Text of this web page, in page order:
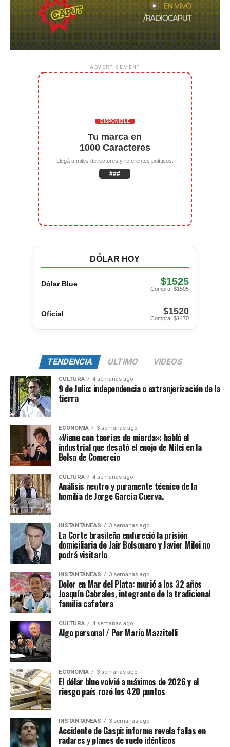
ADVERTISEMENT
DISPONIBLE
Tu marca en
1000 Caracteres
Llegá a miles de lectores y referentes políticos.
###
DÓLAR HOY
Dólar Blue $1525
Compra: $1505
Oficial $1520
Compra: $1470
TENDENCIA ULTIMO VIDEOS
CULTURA 4 semanas ago
9 de Julio: independencia o extranjerización de la
tierra
ECONOMÍA 3 semanas ago
«Viene con teorías de mierda»: habló el
industrial que desató el enojo de Milei en la
Bolsa de Comercio
CULTURA 4 semanas ago
Análisis neutro y puramente técnico de la
homilía de Jorge García Cuerva.
INSTANTÁNEAS 3 semanas ago
La Corte brasileña endureció la prisión
domiciliaria de Jair Bolsonaro y Javier Milei no
podrá visitarlo
INSTANTÁNEAS 3 semanas ago
Dolor en Mar del Plata: murió a los 32 años
Joaquín Cabrales, integrante de la tradicional
familia cafetera
CULTURA 4 semanas ago
Algo personal / Por Mario Mazzitelli
ECONOMÍA 3 semanas ago
El dólar blue volvió a máximos de 2026 y el
riesgo país rozó los 420 puntos
INSTANTÁNEAS 3 semanas ago
Accidente de Gaspi: informe revela fallas en
radares y planes de vuelo idénticos